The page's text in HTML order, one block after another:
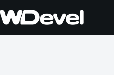
para
o